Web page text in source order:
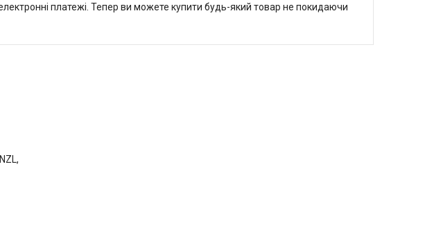
платежі. Тепер ви можете купити будь-який товар не покидаючи